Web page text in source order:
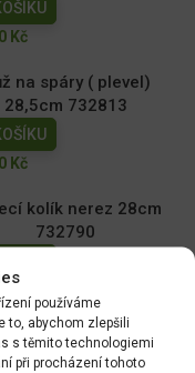
používáme
to, abychom zlepšili
s těmito technologiemi
při procházení tohoto
Kč
na spáry ( plevel)
28,5cm 732813
Kč
kolík nerez 28cm
732790